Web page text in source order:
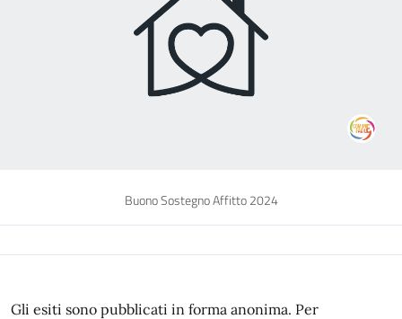
Buono Sostegno Affitto 2024
Gli esiti sono pubblicati in forma anonima. Per